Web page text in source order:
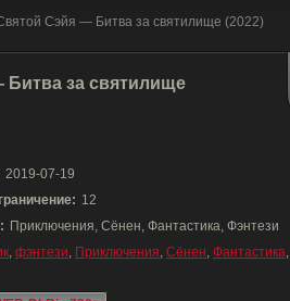
Святой Сэйя — Битва за святилище (2022)
за святилище
2019-07-19
12
Приключения, Сёнен, Фантастика, Фэнтези
, фэнтези, Приключения, Сёнен, Фантастика,